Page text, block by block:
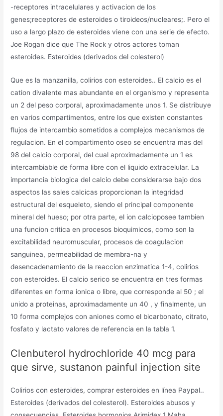
-receptores intracelulares y activacion de los
genes;receptores de esteroides o tiroideos/nucleares;. Pero el
uso a largo plazo de esteroides viene con una serie de efecto.
Joe Rogan dice que The Rock y otros actores toman
esteroides. Esteroides (derivados del colesterol)
Que es la manzanilla, colirios con esteroides.. El calcio es el
cation divalente mas abundante en el organismo y representa
un 2 del peso corporal, aproximadamente unos 1. Se distribuye
en varios compartimentos, entre los que existen constantes
flujos de intercambio sometidos a complejos mecanismos de
regulacion. En el compartimento oseo se encuentra mas del
98 del calcio corporal, del cual aproximadamente un 1 es
intercambiable de forma libre con el liquido extracelular. La
importancia biologica del calcio debe considerarse bajo dos
aspectos las sales calcicas proporcionan la integridad
estructural del esqueleto, siendo el principal componente
mineral del hueso; por otra parte, el ion calcioposee tambien
una funcion critica en procesos bioquimicos, como son la
excitabilidad neuromuscular, procesos de coagulacion
sanguinea, permeabilidad de membra-na y
desencadenamiento de la reaccion enzimatica 1-4, colirios
con esteroides. El calcio serico se encuentra en tres formas
diferentes en forma ionica o libre, que corresponde al 50 ; el
unido a proteinas, aproximadamente un 40 , y finalmente, un
10 forma complejos con aniones como el bicarbonato, citrato,
fosfato y lactato valores de referencia en la tabla 1.
Clenbuterol hydrochloride 40 mcg para
que sirve, sustanon painful injection site
Colirios con esteroides, comprar esteroides en línea Paypal..
Esteroides (derivados del colesterol). Esteroides abusos y